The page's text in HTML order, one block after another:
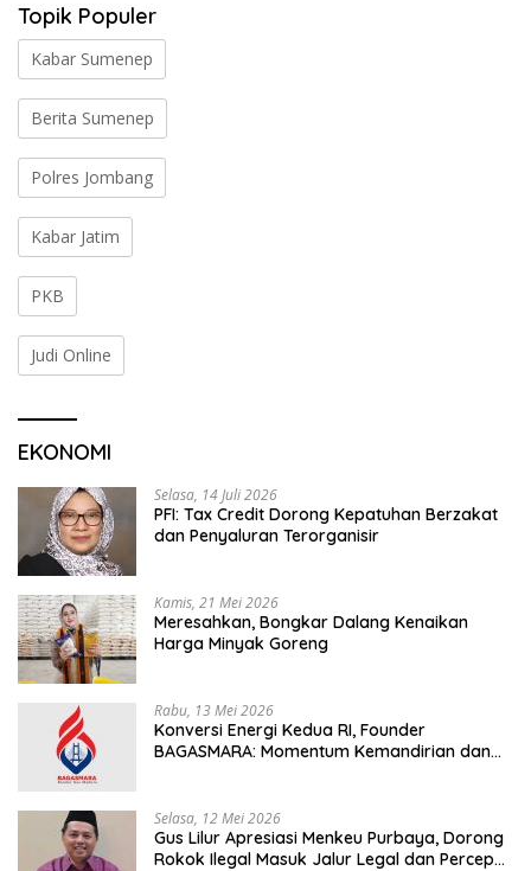
Topik Populer
Kabar Sumenep
Berita Sumenep
Polres Jombang
Kabar Jatim
PKB
Judi Online
EKONOMI
Selasa, 14 Juli 2026
PFI: Tax Credit Dorong Kepatuhan Berzakat
dan Penyaluran Terorganisir
Kamis, 21 Mei 2026
Meresahkan, Bongkar Dalang Kenaikan
Harga Minyak Goreng
Rabu, 13 Mei 2026
Konversi Energi Kedua RI, Founder
BAGASMARA: Momentum Kemandirian dan
Selasa, 12 Mei 2026
Gus Lilur Apresiasi Menkeu Purbaya, Dorong
Rokok Ilegal Masuk Jalur Legal dan Percepat